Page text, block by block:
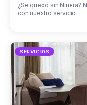
¿Se quedó sin Niñera?
con nuestro servicio …
SERVICIOS